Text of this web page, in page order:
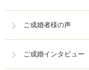
ご成婚者様の声
ご成婚インタビュー